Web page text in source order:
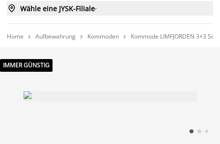
 Wähle eine JYSK-Filiale
Home  Aufbewahrung  Kommoden  Kommode LIMFJORDEN 3+3
IMMER GÜNSTIG